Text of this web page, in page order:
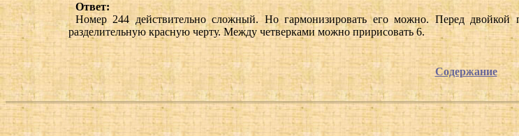
Ответ:
Номер 244 действительно сложный. Но гармонизировать его можно. Перед
разделительную красную черту. Между четверками можно пририсовать 6.
Содержание